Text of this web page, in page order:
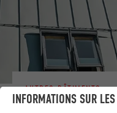
LAISSEZ-VOUS
AUTRES BÂTIMENTS
INFORMATIONS SUR